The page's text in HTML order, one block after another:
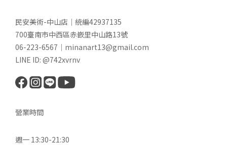
民安美術-中山店｜統編42937135
700臺南市中西區赤嵌里中山路13號
06-223-6567｜minanart13@gmail.com
LINE ID: @742xvrnv
營業時間
週一 13:30-21:30